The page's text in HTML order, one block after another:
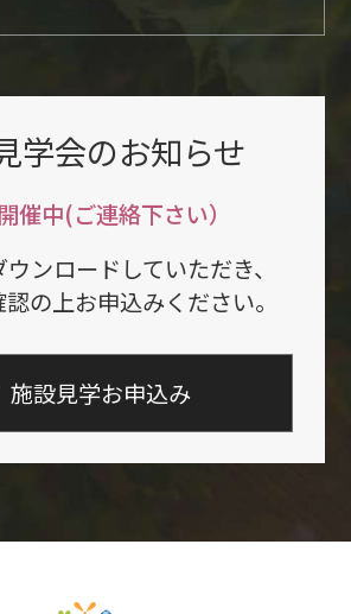
学会のお知らせ
催中(ご連絡下さい）
ンロードしていただき、
の上お申込みください。
施設見学お申込み